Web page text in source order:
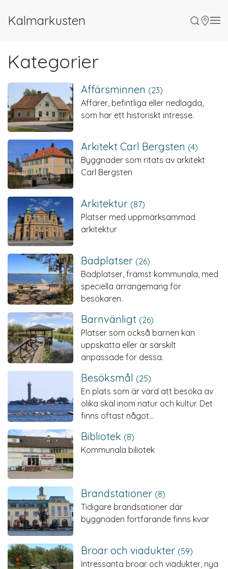
Kalmarkusten
Kategorier
Affärsminnen (23)
Affärer, befintliga eller nedlagda,
som har ett historiskt intresse.
Arkitekt Carl Bergsten (4)
Byggnader som ritats av arkitekt
Carl Bergsten
Arkitektur (87)
Platser med uppmärksammad
arkitektur
Badplatser (26)
Badplatser, främst kommunala, med
speciella arrangemang för
besökaren.
Barnvänligt (26)
Platser som också barnen kan
uppskatta eller är särskilt
anpassade för dessa.
Besöksmål (25)
En plats som är värd att besöka av
olika skäl inom natur och kultur. Det
finns oftast något…
Bibliotek (8)
Kommunala biliotek
Brandstationer (8)
Tidigare brandsationer där
byggnaden fortfarande finns kvar
Broar och viadukter (59)
Intressanta broar och viadukter, nya